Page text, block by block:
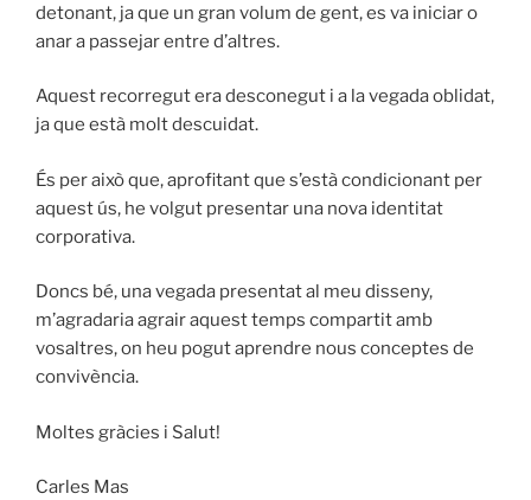
detonant, ja que un gran volum de gent, es va iniciar o
anar a passejar entre d’altres.
Aquest recorregut era desconegut i a la vegada oblidat,
ja que està molt descuidat.
És per això que, aprofitant que s’està condicionant per
aquest ús, he volgut presentar una nova identitat
corporativa.
Doncs bé, una vegada presentat al meu disseny,
m’agradaria agrair aquest temps compartit amb
vosaltres, on heu pogut aprendre nous conceptes de
convivència.
Moltes gràcies i Salut!
Carles Mas